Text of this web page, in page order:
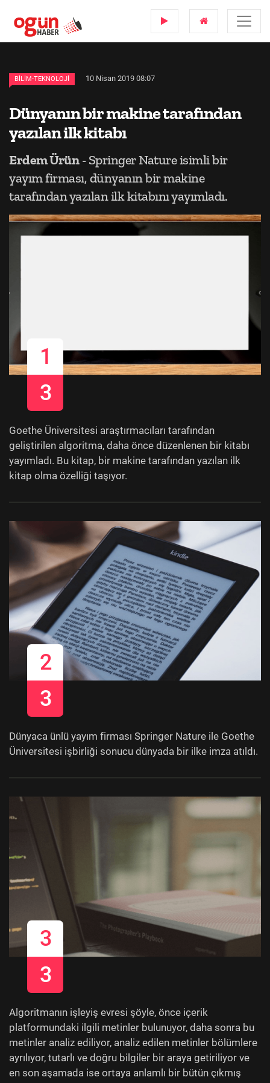
BILIM-TEKNOLOJI 10 Nisan 2019 08:07
Dünyanın bir makine tarafından
yazılan ilk kitabı
Erdem Ürün- Springer Nature isimli bir
yayım firması, dünyanın bir makine
tarafından yazılan ilk kitabını yayımladı.
1
3
Goethe Üniversitesi araştırmacıları tarafından
geliştirilen algoritma, daha önce düzenlenen bir kitabı
yayımladı. Bu kitap, bir makine tarafından yazılan ilk
kitap olma özelliği taşıyor.
2
3
Dünyaca ünlü yayım firması Springer Nature ile Goethe
Üniversitesi işbirliği sonucu dünyada bir ilke imza atıldı.
3
3
Algoritmanın işleyiş evresi şöyle, önce içerik
platformundaki ilgili metinler bulunuyor, daha sonra bu
metinler analiz ediliyor, analiz edilen metinler bölümlere
ayrılıyor, tutarlı ve doğru bilgiler bir araya getiriliyor ve
en son aşamada ise ortaya anlamlı bir bütün çıkmış